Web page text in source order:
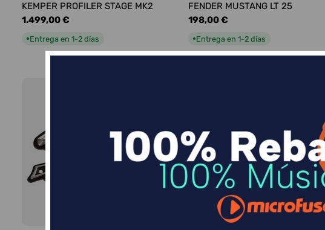
KEMPER PROFILER STAGE MK2
Precio
1.499,00 €
●Entrega en 1-2 días
FENDER MUSTANG LT 25
Precio
198,00 €
●Entrega en 1-2 días